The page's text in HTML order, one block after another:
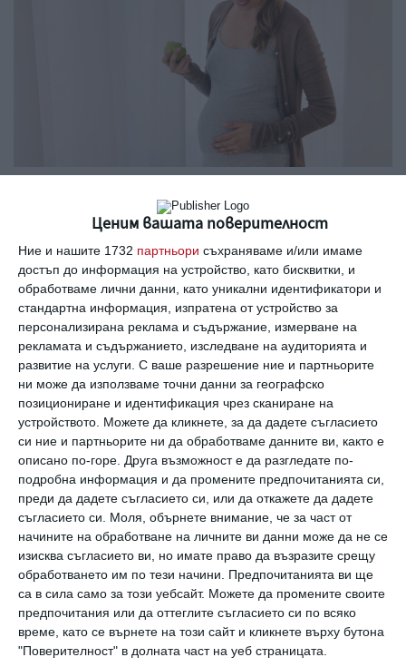
Ценим вашата поверителност
Ние и нашите 1732 партньори съхраняваме и/или имаме
достъп до информация на устройство, като бисквитки, и
обработваме лични данни, като уникални идентификатори и
стандартна информация, изпратена от устройство за
персонализирана реклама и съдържание, измерване на
рекламата и съдържанието, изследване на аудиторията и
развитие на услуги. С ваше разрешение ние и партньорите
ни може да използваме точни данни за географско
позициониране и идентификация чрез сканиране на
устройството. Можете да кликнете, за да дадете съгласието
си ние и партньорите ни да обработваме данните ви, както е
описано по-горе. Друга възможност е да разгледате по-
подробна информация и да промените предпочитанията си,
преди да дадете съгласието си, или да откажете да дадете
съгласието си. Моля, обърнете внимание, че за част от
начините на обработване на личните ви данни може да не се
изисква съгласието ви, но имате право да възразите срещу
обработването им по тези начини. Предпочитанията ви ще
са в сила само за този уебсайт. Можете да промените своите
предпочитания или да оттеглите съгласието си по всяко
време, като се върнете на този сайт и кликнете върху бутона
"Поверителност" в долната част на уеб страницата.
Бременна яде ябълка. Снимка: Getty
Мит №1: Не можете да отслабнете
по време на бременност
Не изпадайте в крайности. Ако теглото ви
преди бременността е било нормално и с
напредването на термина наддаването ви
върви по план, не е необходимо да
отслабвате. Но ако преди зачеването сте
били пълни или затлъстели, имате нужда от
мека диета.
По време на бременност е изключително
важно теглото да се контролира.
За 9 месеца е позволено да наддадете от 9
до 15 килограма, в зависимост от
първоначалните показатели.